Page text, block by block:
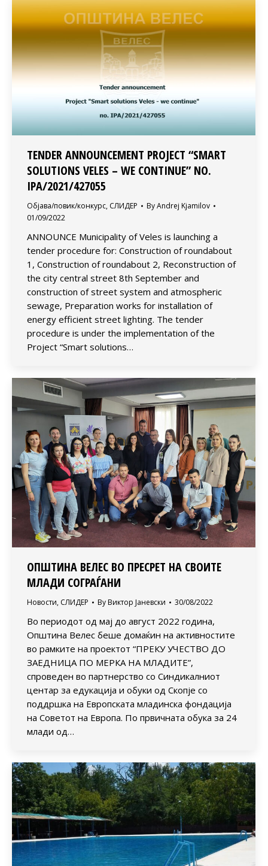
TENDER ANNOUNCEMENT PROJECT “SMART
SOLUTIONS VELES – WE CONTINUE” NO.
IPA/2021/427055
Објава/повик/конкурс, СЛИДЕР ByAndrej Kjamilov
01/09/2022
ANNOUNCE Municipality of Veles is launching a
tender procedure for: Construction of roundabout
1, Construction of roundabout 2, Reconstruction of
the city central street 8th September and
construction of street system and atmospheric
sewage, Preparation works for installation of
energy efficient street lighting. The tender
procedure is under the implementation of the
Project “Smart solutions…
ОПШТИНА ВЕЛЕС ВО ПРЕСРЕТ НА СВОИТЕ
МЛАДИ СОГРАЃАНИ
Новости, СЛИДЕР By Виктор Јаневски 30/08/2022
Во периодот од мај до август 2022 година,
Општина Велес беше домаќин на активностите
во рамките на проектот “ПРЕКУ УЧЕСТВО ДО
ЗАЕДНИЦА ПО МЕРКА НА МЛАДИТЕ”,
спроведен во партнерство со Синдикалниот
центар за едукација и обуки од Скопје со
поддршка на Европската младинска фондација
на Советот на Европа. По првичната обука за 24
млади од…